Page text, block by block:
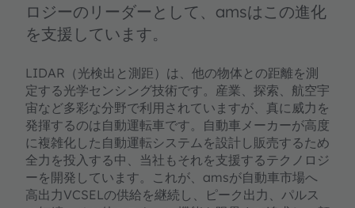
ロジーのリーダーとして、amsはこの進化
を支援しています。
LIDAR（光検出と測距）は、他の物体との距離を測
定する光学センシング技術です。産業、探索、航空宇
宙など多彩な分野で利用されていますが、真に威力を
発揮するのは自動運転車です。自動車メーカーが高度
に複雑化した自動運転システムを設計し販売するため
全力を投入する中、当社もそれを支援するテクノロジ
ーを開発しています。これが、amsが自動車市場へ
高出力VCSELの供給を継続し、ピーク出力、パルス